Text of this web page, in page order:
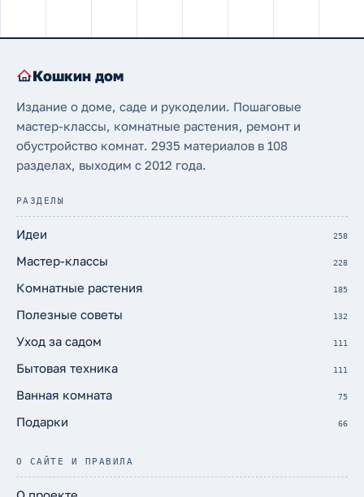
Кошкин дом
Издание о доме, саде и рукоделии. Пошаговые
мастер-классы, комнатные растения, ремонт и
обустройство комнат. 2935 материалов в 108
разделах, выходим с 2012 года.
РАЗДЕЛЫ
Идеи 258
Мастер-классы 228
Комнатные растения 185
Полезные советы 132
Уход за садом 111
Бытовая техника 111
Ванная комната 75
Подарки 66
О САЙТЕ И ПРАВИЛА